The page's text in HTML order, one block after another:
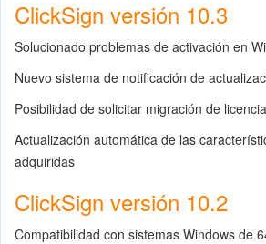
ClickSign versión 10.3
Solucionado problemas de activación en
Nuevo sistema de notificación de
Posibilidad de solicitar migración de
Actualización automática de las
adquiridas
ClickSign versión 10.2
Compatibilidad con sistemas Windows de